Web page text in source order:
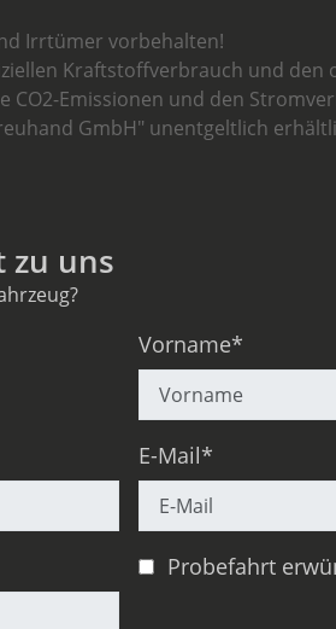
Irrtümer vorbehalten!
Kraftstoffverbrauch und den
Emissionen und den
GmbH" unentgeltlich
zu uns
Vorname*
E-Mail*
Probefahrt